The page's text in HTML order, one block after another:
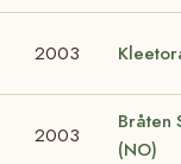
2003
2003
Bråten
(NO)